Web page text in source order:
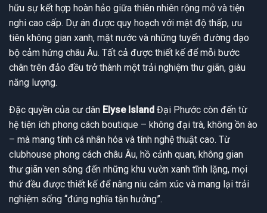
hữu sự kết hợp hoàn hảo giữa thiên nhiên rộng mở và tiện
nghi cao cấp. Dự án được quy hoạch với mật độ thấp, ưu
tiên không gian xanh, mặt nước và những tuyến đường dạo
bộ cảm hứng châu Âu. Tất cả được thiết kế để mỗi bước
chân trên đảo đều trở thành một trải nghiệm thư giãn, giàu
năng lượng.
Đặc quyền của cư dân Elyse Island Đại Phước còn đến từ
hệ tiện ích phong cách boutique – không đại trà, không ồn ào
– mà mang tính cá nhân hóa và tính nghệ thuật cao. Từ
clubhouse phong cách châu Âu, hồ cảnh quan, không gian
thư giãn ven sông đến những khu vườn xanh tĩnh lặng, mọi
thứ đều được thiết kế để nâng niu cảm xúc và mang lại trải
nghiệm sống “đúng nghĩa tận hưởng”.